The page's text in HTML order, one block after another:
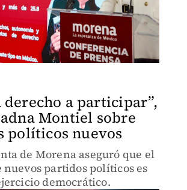
derecho a participar”,
Montiel sobre
políticos nuevos
de Morena aseguró que el
nuevos partidos políticos es
democrático.